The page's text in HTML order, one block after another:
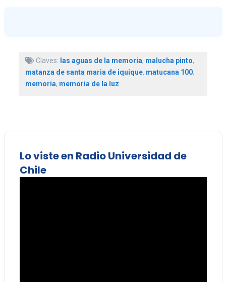
Claves: las aguas de la memoria, malucha pinto,
matanza de santa maria de iquique, matucana 100,
memoria, memoria de la luz
Lo viste en Radio Universidad de
Chile